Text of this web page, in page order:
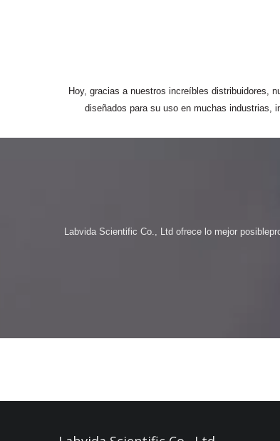
Hoy, gracias a nuestros increíbles distribuidores,
diseñados para su uso en muchas industrias,
Labvida Scientific Co., Ltd ofrece lo mejor posible